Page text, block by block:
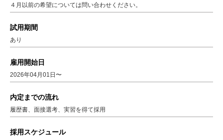
４月以前の希望については問い合わせください。
試用期間
あり
雇用開始日
2026年04月01日〜
内定までの流れ
履歴書、面接選考、実習を得て採用
採用スケジュール